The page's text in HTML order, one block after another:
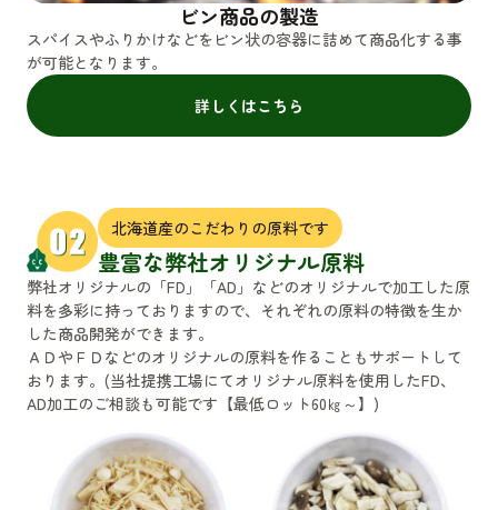
ビン商品の製造
スパイスやふりかけなどをビン状の容器に詰めて商品化する事
が可能となります。
詳しくはこちら
北海道産のこだわりの原料です
豊富な弊社オリジナル原料
弊社オリジナルの「FD」「AD」などのオリジナルで加工した原
料を多彩に持っておりますので、それぞれの原料の特徴を生か
した商品開発ができます。
ＡＤやＦＤなどのオリジナルの原料を作ることもサポートして
おります。(当社提携工場にてオリジナル原料を使用したFD、
AD加工のご相談も可能です【最低ロット60㎏～】)